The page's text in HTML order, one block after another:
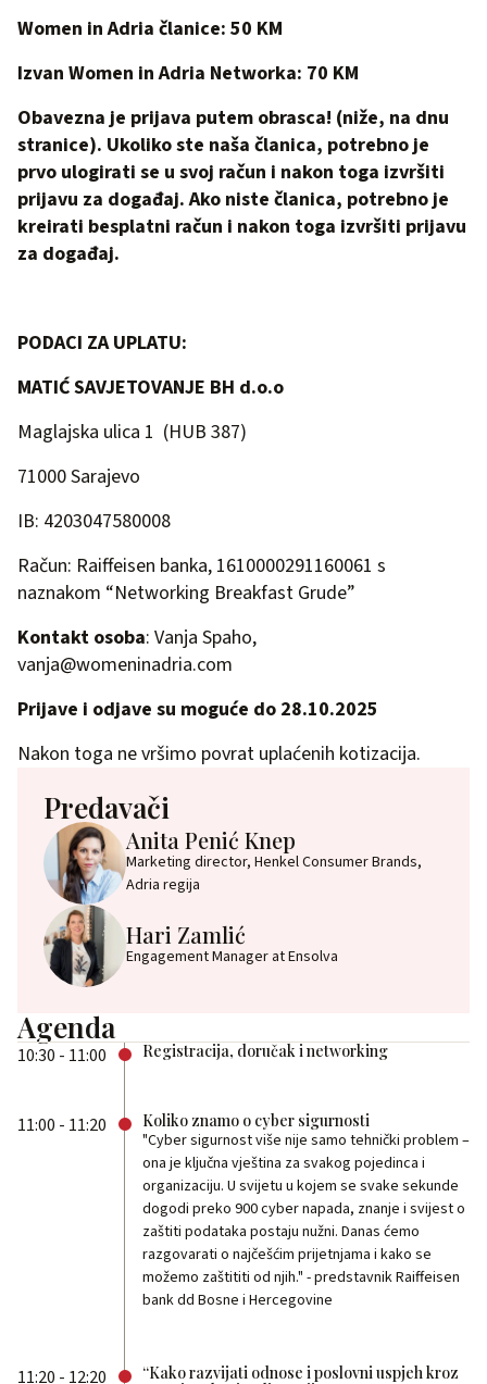
Women in Adria članice: 50 KM
Izvan Women in Adria Networka: 70 KM
Obavezna je prijava putem obrasca! (niže, na dnu
stranice). Ukoliko ste naša članica, potrebno je
prvo ulogirati se u svoj račun i nakon toga izvršiti
prijavu za događaj. Ako niste članica, potrebno je
kreirati besplatni račun i nakon toga izvršiti prijavu
za događaj.
PODACI ZA UPLATU:
MATIĆ SAVJETOVANJE BH d.o.o
Maglajska ulica 1 (HUB 387)
71000 Sarajevo
IB: 4203047580008
Račun: Raiffeisen banka, 1610000291160061 s
naznakom “Networking Breakfast Grude”
Kontakt osoba: Vanja Spaho,
vanja@womeninadria.com
Prijave i odjave su moguće do 28.10.2025
Nakon toga ne vršimo povrat uplaćenih kotizacija.
Predavači
Anita Penić Knep
Marketing director, Henkel Consumer Brands,
Adria regija
Hari Zamlić
Engagement Manager at Ensolva
Agenda
10:30 - 11:00 Registracija, doručak i networking
11:00 - 11:20 Koliko znamo o cyber sigurnosti
"Cyber sigurnost više nije samo tehnički problem –
ona je ključna vještina za svakog pojedinca i
organizaciju. U svijetu u kojem se svake sekunde
dogodi preko 900 cyber napada, znanje i svijest o
zaštiti podataka postaju nužni. Danas ćemo
razgovarati o najčešćim prijetnjama i kako se
možemo zaštititi od njih." - predstavnik Raiffeisen
bank dd Bosne i Hercegovine
11:20 - 12:20
“Kako razvijati odnose i poslovni uspjeh kroz